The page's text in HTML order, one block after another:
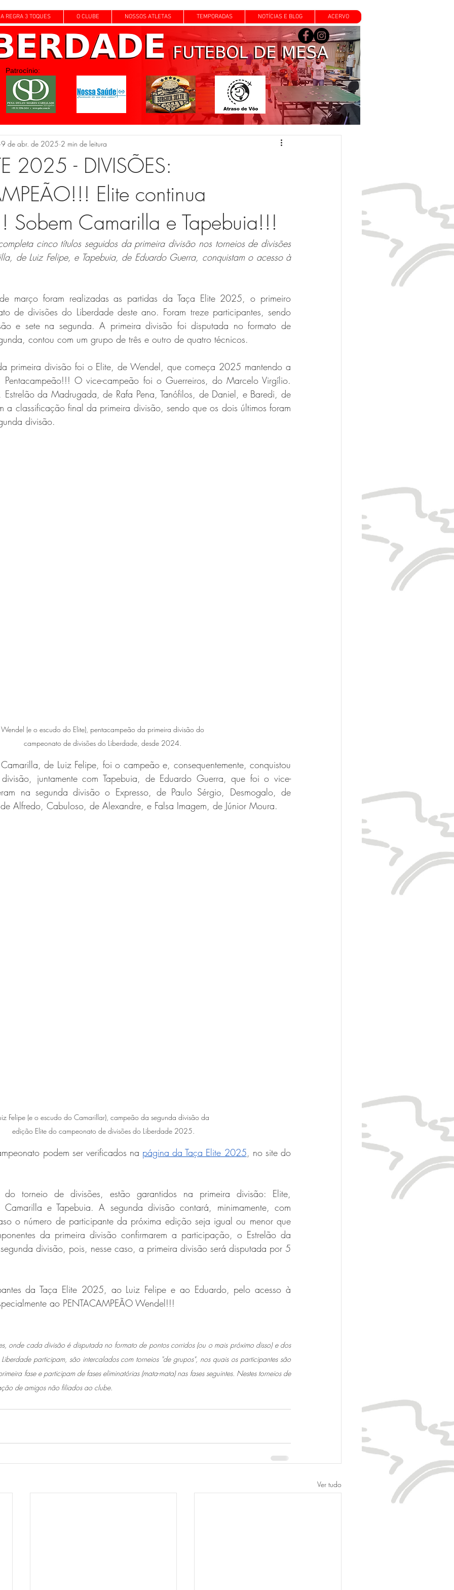
A REGRA 3 TOQUES O CLUBE NOSSOS ATLETAS TEMPORADAS NOTÍCIAS E BLOG ACERVO
Patrocínio:
2025 - DIVISÕES:
Elite continua
Sobem Camarilla e Tapebuia!!!
9 de abr. de 2025 2 min de leitura
cinco títulos seguidos da primeira divisão nos torneios de divisões
de Luiz Felipe, e Tapebuia, de Eduardo Guerra, conquistam o acesso à
março foram realizadas as partidas da Taça Elite 2025, o primeiro
de divisões do Liberdade deste ano. Foram treze participantes, sendo
e sete na segunda. A primeira divisão foi disputada no formato de
contou com um grupo de três e outro de quatro técnicos.
primeira divisão foi o Elite, de Wendel, que começa 2025 mantendo a
O vice-campeão foi o Guerreiros, do Marcelo Virgílio.
Estrelão da Madrugada, de Rafa Pena, Tanófilos, de Daniel, e Baredi, de
a classificação final da primeira divisão, sendo que os dois últimos foram
divisão.
Wendel (e o escudo do Elite), pentacampeão da primeira divisão do
campeonato de divisões do Liberdade, desde 2024.
de Luiz Felipe, foi o campeão e, consequentemente, conquistou
juntamente com Tapebuia, de Eduardo Guerra, que foi o vice-
na segunda divisão o Expresso, de Paulo Sérgio, Desmogalo, de
Alfredo, Cabuloso, de Alexandre, e Falsa Imagem, de Júnior Moura.
Felipe (e o escudo do Camarillar), campeão da segunda divisão da
edição Elite do campeonato de divisões do Liberdade 2025.
podem ser verificados na página da Taça Elite 2025, no site do
torneio de divisões, estão garantidos na primeira divisão: Elite,
Camarilla e Tapebuia. A segunda divisão contará, minimamente, com
o número de participante da próxima edição seja igual ou menor que
da primeira divisão confirmarem a participação, o Estrelão da
divisão, pois, nesse caso, a primeira divisão será disputada por 5
da Taça Elite 2025, ao Luiz Felipe e ao Eduardo, pelo acesso à
ao PENTACAMPEÃO Wendel!!!
onde cada divisão é disputada no formato de pontos corridos (ou o mais próximo disso) e dos
participam, são intercalados com torneios "de grupos", nos quais os participantes são
fase e participam de fases eliminatórias (mata-mata) nas fases seguintes. Nestes torneios de
de amigos não filiados ao clube.
Ver tudo